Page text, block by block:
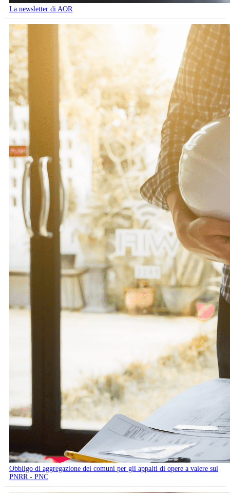
La newsletter di AOR
Obbligo di aggregazione dei comuni per gli appalti di opere a valere sul
PNRR - PNC